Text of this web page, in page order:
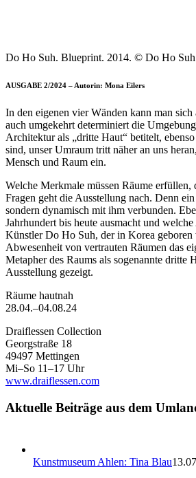
Do Ho Suh. Blueprint. 2014. © Do Ho
AUSGABE 2/2024 – Autorin: Mona Eilers
In den eigenen vier Wänden kann man
auch umgekehrt determiniert die
Architektur als „dritte Haut“ betitelt,
sind, unser Umraum tritt näher an uns
Mensch und Raum ein.
Welche Merkmale müssen Räume
Fragen geht die Ausstellung nach. Denn
sondern dynamisch mit ihm verbunden.
Jahrhundert bis heute ausmacht und
Künstler Do Ho Suh, der in Korea
Abwesenheit von vertrauten Räumen das
Metapher des Raums als sogenannte
Ausstellung gezeigt.
Räume hautnah
28.04.–04.08.24
Draiflessen Collection
Georgstraße 18
49497 Mettingen
Mi–So 11–17 Uhr
www.draiflessen.com
Aktuelle Beiträge aus dem
Kunstmuseum Ahlen: Tina Blau